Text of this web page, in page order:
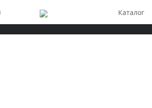
Каталог